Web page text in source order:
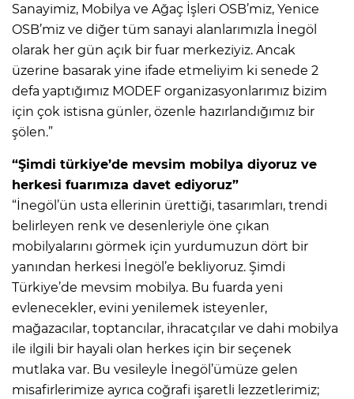
Sanayimiz, Mobilya ve Ağaç İşleri OSB’miz, Yenice
OSB’miz ve diğer tüm sanayi alanlarımızla İnegöl
olarak her gün açık bir fuar merkeziyiz. Ancak
üzerine basarak yine ifade etmeliyim ki senede 2
defa yaptığımız MODEF organizasyonlarımız bizim
için çok istisna günler, özenle hazırlandığımız bir
şölen.”
“Şimdi türkiye’de mevsim mobilya diyoruz ve
herkesi fuarımıza davet ediyoruz”
“İnegöl’ün usta ellerinin ürettiği, tasarımları, trendi
belirleyen renk ve desenleriyle öne çıkan
mobilyalarını görmek için yurdumuzun dört bir
yanından herkesi İnegöl’e bekliyoruz. Şimdi
Türkiye’de mevsim mobilya. Bu fuarda yeni
evlenecekler, evini yenilemek isteyenler,
mağazacılar, toptancılar, ihracatçılar ve dahi mobilya
ile ilgili bir hayali olan herkes için bir seçenek
mutlaka var. Bu vesileyle İnegöl’ümüze gelen
misafirlerimize ayrıca coğrafi işaretli lezzetlerimiz;